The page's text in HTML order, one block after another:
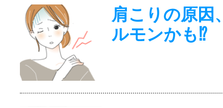
肩こりの原因
ルモンかも⁉